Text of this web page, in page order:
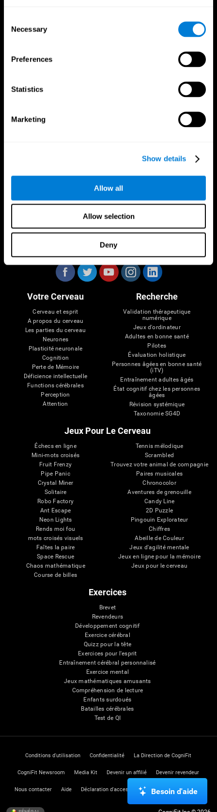
Selection
Necessary
Preferences
Statistics
Marketing
Show details
Allow all
Allow selection
Deny
Nous suivre
Votre Cerveau
Cerveau et esprit
A propos du cerveau
Les parties du cerveau
Neurones
Plasticité neuronale
Cognition
Perte de Mémoire
Déficience intellectuelle
Functions cérébrales
Perception
Attention
Recherche
Validation thérapeutique
numérique
Jeux d'ordinateur
Adultes en bonne santé
Pilotes
Évaluation holistique
Personnes âgées en bonne santé
(iTV)
Entraînement adultes âgés
État cognitif chez les personnes
âgées
Révision systémique
Taxonomie SG4D
Jeux Pour Le Cerveau
Échecs en ligne
Mini-mots croisés
Fruit Frenzy
Pipe Panic
Crystal Miner
Solitaire
Robo Factory
Ant Escape
Neon Lights
Rends moi fou
mots croisés visuels
Faîtes la paire
Space Rescue
Chaos mathématique
Course de billes
Tennis mélodique
Scrambled
Trouvez votre animal de compagnie
Paires musicales
Chronocolor
Aventures de grenouille
Candy Line
2D Puzzle
Pingouin Explorateur
Chiffres
Abeille de Couleur
Jeux d'agilité mentale
Jeux en ligne pour la mémoire
Jeux pour le cerveau
Exercices
Brevet
Revendeurs
Développement cognitif
Exercice cérébral
Quizz pour la tête
Exercices pour l'esprit
Entraînement cérébral personnalisé
Exercice mental
Jeux mathématiques amusants
Compréhension de lecture
Enfants surdoués
Batailles cérébrales
Test de QI
Conditions d'utilisation Confidentialité La Direction de CogniFit
CogniFit Newsroom Media Kit Devenir un affilié Devenir revendeur
Nous contacter Aide Déclaration d'accessibilité Centre de Confiance
Besoin d'aide